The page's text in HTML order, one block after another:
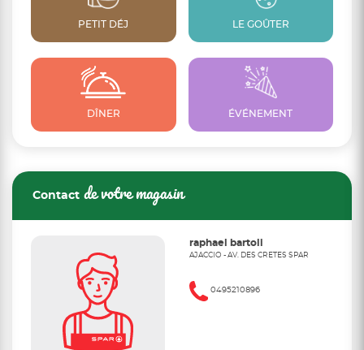
PETIT DÉJ LE GOÛTER
DÎNER ÉVÉNEMENT
Contact de votre magasin
raphael bartoli
AJACCIO - AV. DES CRETES SPAR
0495210896